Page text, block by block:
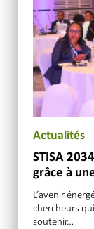
Actualités
STISA
grâce à
L’avenir
chercheurs
soutenir…